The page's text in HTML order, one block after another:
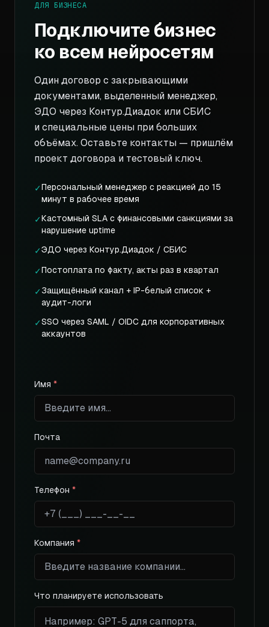
ДЛЯ БИЗНЕСА
Подключите бизнес
ко всем нейросетям
Один договор с закрывающими
документами, выделенный менеджер,
ЭДО через Контур.Диадок или СБИС
и специальные цены при больших
объёмах. Оставьте контакты — пришлём
проект договора и тестовый ключ.
✓Персональный менеджер с реакцией до 15
минут в рабочее время
✓Кастомный SLA с финансовыми санкциями за
нарушение uptime
✓ЭДО через Контур.Диадок / СБИС
✓Постоплата по факту, акты раз в квартал
✓Защищённый канал + IP-белый список +
аудит-логи
✓SSO через SAML / OIDC для корпоративных
аккаунтов
Имя *
Почта
Телефон *
Компания *
Что планируете использовать